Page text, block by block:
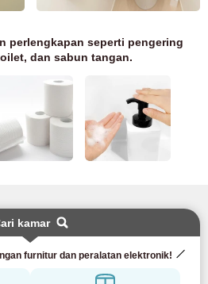
perlengkapan seperti pengering
dan sabun tangan.
kamar
furnitur dan peralatan elektronik!